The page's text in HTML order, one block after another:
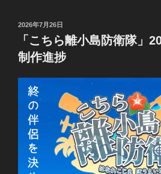
投
2026年7月26日
「こちら離小島防衛隊」
制作進捗